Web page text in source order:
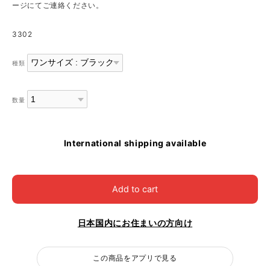
ージにてご連絡ください。
3302
種類
数量
International shipping available
Add to cart
日本国内にお住まいの方向け
この商品をアプリで見る